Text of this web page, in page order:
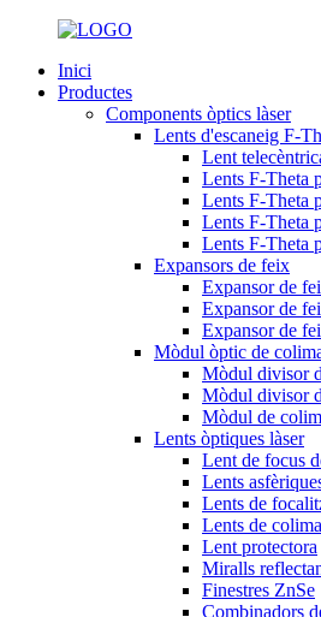
Inici
Productes
Components òptics làser
Lents d'escaneig F-
Lent
Lents F-Theta
Lents F-Theta
Lents F-Theta
Lents F-Theta
Expansors de feix
Expansor de
Expansor de
Expansor de
Mòdul òptic de
Mòdul divisor
Mòdul divisor
Mòdul de
Lents òptiques làser
Lent de focus
Lents
Lents de
Lents de
Lent protectora
Miralls
Finestres ZnSe
Combinadors